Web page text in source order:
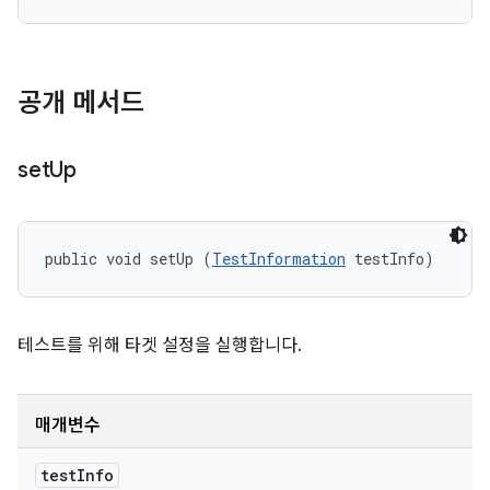
공개 메서드
setUp
public void setUp (TestInformation testInfo)
테스트를 위해 타겟 설정을 실행합니다.
매개변수
testInfo